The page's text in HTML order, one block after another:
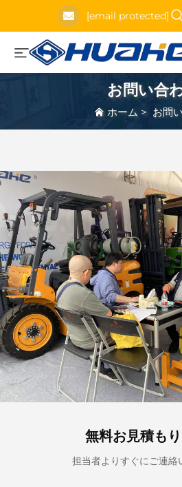
[email protected]
お問い合
ホーム > お問
無料お見積も
担当者よりすぐにご連絡